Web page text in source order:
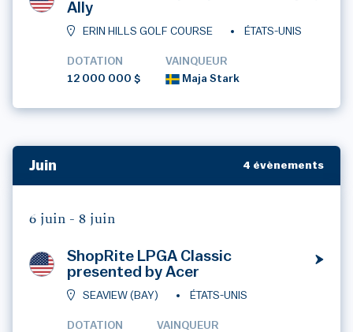
Ally
ERIN HILLS GOLF COURSE ÉTATS-UNIS
DOTATION
12 000 000 $
VAINQUEUR
Maja Stark
Juin 4 évènements
6 juin - 8 juin
ShopRite LPGA Classic
presented by Acer
SEAVIEW (BAY) ÉTATS-UNIS
DOTATION
VAINQUEUR